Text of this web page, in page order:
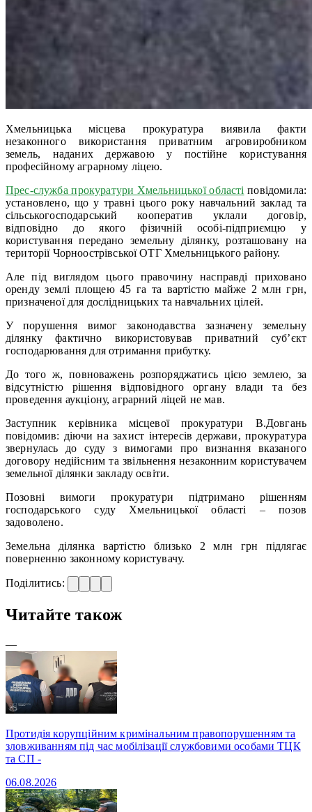
Хмельницька місцева прокуратура виявила факти
незаконного використання приватним агровиробником
земель, наданих державою у постійне користування
професійному аграрному ліцею.
Прес-служба прокуратури Хмельницької області повідомила:
установлено, що у травні цього року навчальний заклад та
сільськогосподарський кооператив уклали договір,
відповідно до якого фізичній особі-підприємцю у
користування передано земельну ділянку, розташовану на
території Чорноострівської ОТГ Хмельницького району.
Але під виглядом цього правочину насправді приховано
оренду землі площею 45 га та вартістю майже 2 млн грн,
призначеної для дослідницьких та навчальних цілей.
У порушення вимог законодавства зазначену земельну
ділянку фактично використовував приватний суб’єкт
господарювання для отримання прибутку.
До того ж, повноважень розпоряджатись цією землею, за
відсутністю рішення відповідного органу влади та без
проведення аукціону, аграрний ліцей не мав.
Заступник керівника місцевої прокуратури В.Довгань
повідомив: діючи на захист інтересів держави, прокуратура
звернулась до суду з вимогами про визнання вказаного
договору недійсним та звільнення незаконним користувачем
земельної ділянки закладу освіти.
Позовні вимоги прокуратури підтримано рішенням
господарського суду Хмельницької області – позов
задоволено.
Земельна ділянка вартістю близько 2 млн грн підлягає
поверненню законному користувачу.
Поділитись:
Читайте також
—
Протидія корупційним кримінальним правопорушенням та
зловживанням під час мобілізації службовими особами ТЦК
та СП -
06.08.2026